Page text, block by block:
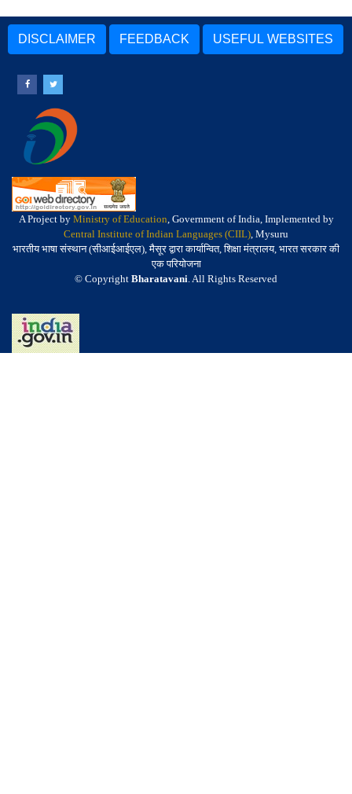
DISCLAIMER FEEDBACK USEFUL WEBSITES
A Project by Ministry of Education, Government of India, Implemented by
Central Institute of Indian Languages (CIIL), Mysuru
भारतीय भाषा संस्थान (सीआईआईएल), मैसूर द्वारा कार्यान्वित, शिक्षा मंत्रालय, भारत सरकार की
एक परियोजना
© Copyright Bharatavani. All Rights Reserved